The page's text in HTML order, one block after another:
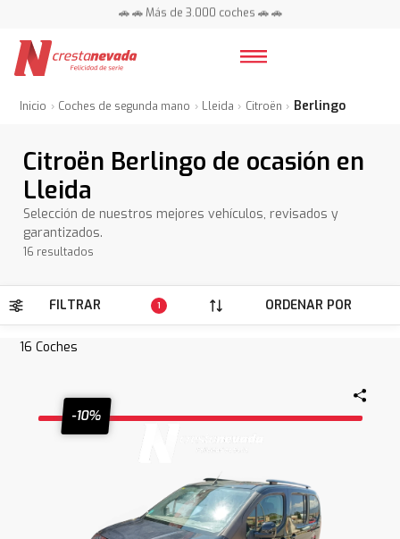
📍 Centros en toda España ⭐
Inicio Coches de segunda mano Lleida Citroën Berlingo
Citroën Berlingo de ocasión en
Lleida
Selección de nuestros mejores vehículos, revisados y
garantizados.
16 resultados
FILTRAR 1 ORDENAR POR
16 Coches
-10%